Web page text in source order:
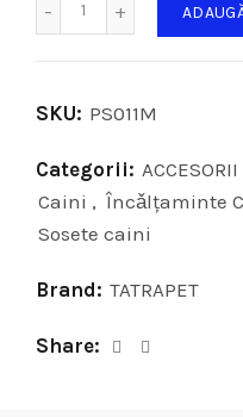
SKU: PS011M
Categorii:
Caini , Încǎlţaminte
Sosete caini
Brand: TATRAPET
Share